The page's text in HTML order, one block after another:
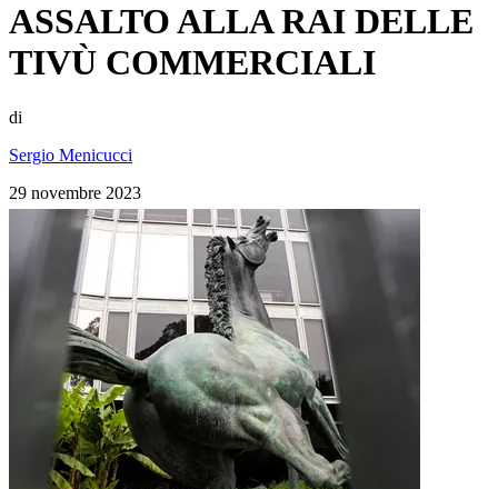
ASSALTO ALLA RAI DELLE
TIVÙ COMMERCIALI
di
Sergio Menicucci
29 novembre 2023